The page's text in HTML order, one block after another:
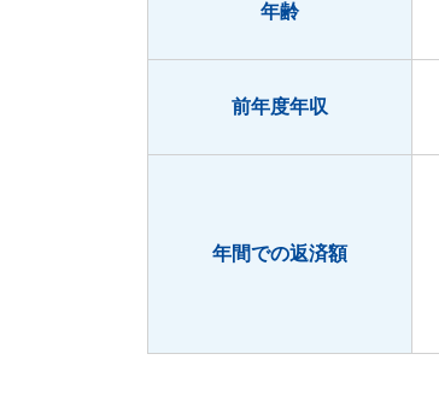
年齢
前年度年収
年間での返済額